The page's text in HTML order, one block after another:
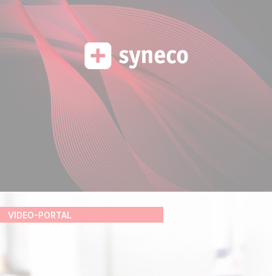
VIDEO-PORTAL